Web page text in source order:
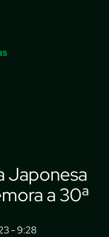
Japonesa
a 30ª
- 9:28